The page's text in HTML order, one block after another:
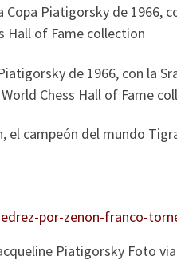
de 1966, con la
Chess Hall of Fame
el campeón del mundo
por-zenon-franco-